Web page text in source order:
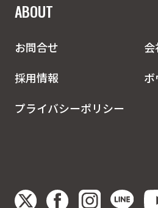
ABOUT
お問合せ
採用情報
プライバシーポリシー